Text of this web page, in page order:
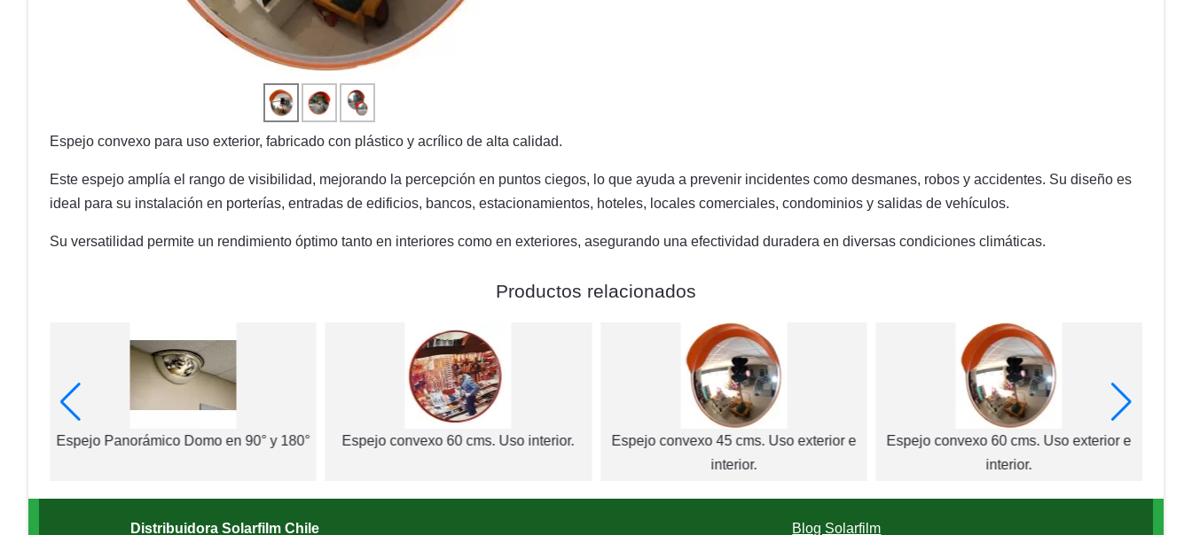
Espejo convexo para uso exterior, fabricado con plástico y acrílico de alta calidad.
Este espejo amplía el rango de visibilidad, mejorando la percepción en puntos ciegos, lo que ayuda a prevenir incidentes como desmanes, robos y accidentes. Su diseño es
ideal para su instalación en porterías, entradas de edificios, bancos, estacionamientos, hoteles, locales comerciales, condominios y salidas de vehículos.
Su versatilidad permite un rendimiento óptimo tanto en interiores como en exteriores, asegurando una efectividad duradera en diversas condiciones climáticas.
Productos relacionados
Espejo Panorámico Domo en 90° y 180° Espejo convexo 60 cms. Uso interior.
Espejo convexo 45 cms. Uso exterior e
interior.
Espejo convexo 60 cms. Uso exterior e
interior.
Distribuidora Solarfilm Chile Blog Solarfilm